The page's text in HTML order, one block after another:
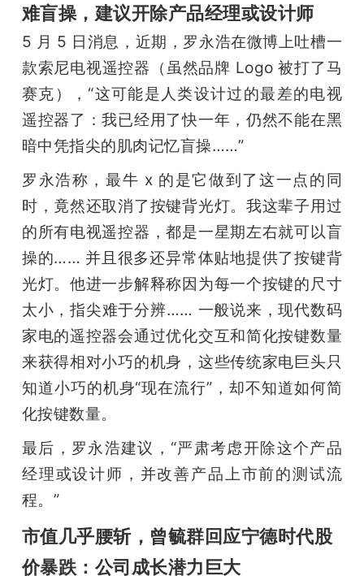
难盲操，建议开除产品经理或设计师
5 月 5 日消息，近期，罗永浩在微博上吐槽一
款索尼电视遥控器（虽然品牌 Logo 被打了马
赛克），“这可能是人类设计过的最差的电视
遥控器了：我已经用了快一年，仍然不能在黑
暗中凭指尖的肌肉记忆盲操……”
罗永浩称，最牛 x 的是它做到了这一点的同
时，竟然还取消了按键背光灯。我这辈子用过
的所有电视遥控器，都是一星期左右就可以盲
操的…… 并且很多还异常体贴地提供了按键背
光灯。他进一步解释称因为每一个按键的尺寸
太小，指尖难于分辨…… 一般说来，现代数码
家电的遥控器会通过优化交互和简化按键数量
来获得相对小巧的机身，这些传统家电巨头只
知道小巧的机身“现在流行”，却不知道如何简
化按键数量。
最后，罗永浩建议，“严肃考虑开除这个产品
经理或设计师，并改善产品上市前的测试流
程。”
市值几乎腰斩，曾毓群回应宁德时代股
价暴跌：公司成长潜力巨大